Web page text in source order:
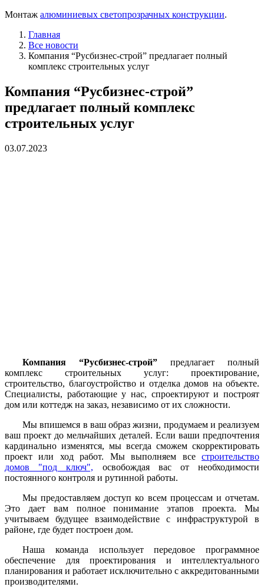
Монтаж алюминиевых светопрозрачных конструкции.
Главная
Все новости
Компания “Русбизнес-строй” предлагает полный
комплекс строительных услуг
Компания “Русбизнес-строй”
предлагает полный комплекс
строительных услуг
03.07.2023
Компания “Русбизнес-строй” предлагает полный
комплекс строительных услуг: проектирование,
строительство, благоустройство и отделка домов на объекте.
Специалисты, работающие у нас, спроектируют и построят
дом или коттедж на заказ, независимо от их сложности.
Мы впишемся в ваш образ жизни, продумаем и реализуем
ваш проект до мельчайших деталей. Если ваши предпочтения
кардинально изменятся, мы всегда сможем скорректировать
проект или ход работ. Мы выполняем все строительство
домов "под ключ", освобождая вас от необходимости
постоянного контроля и рутинной работы.
Мы предоставляем доступ ко всем процессам и отчетам.
Это дает вам полное понимание этапов проекта. Мы
учитываем будущее взаимодействие с инфраструктурой в
районе, где будет построен дом.
Наша команда использует передовое программное
обеспечение для проектирования и интеллектуального
планирования и работает исключительно с аккредитованными
производителями.